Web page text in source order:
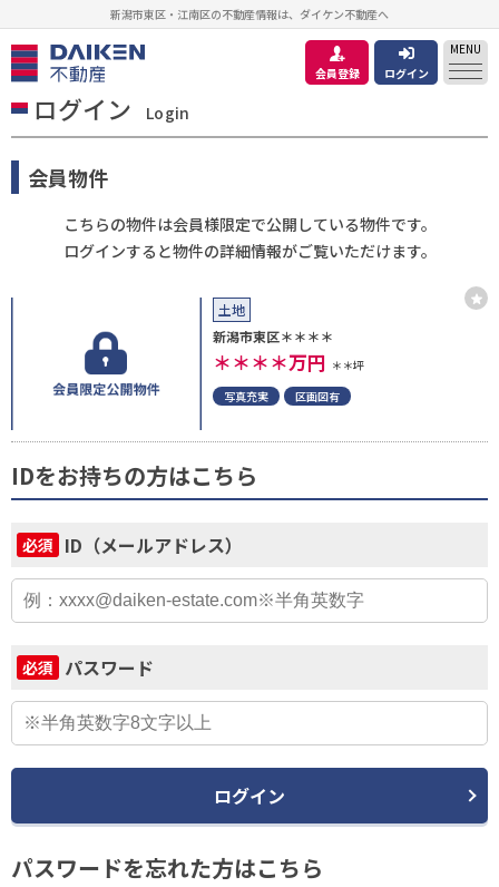
新潟市東区・江南区の不動産情報は、ダイケン不動産へ
会員登録 ログイン
MENU
ログイン Login
会員物件
こちらの物件は会員様限定で公開している物件です。
ログインすると物件の詳細情報がご覧いただけます。
土地
新潟市東区＊＊＊＊
＊＊＊＊万円 ＊＊坪
写真充実
区画図有
IDをお持ちの方はこちら
必須 ID（メールアドレス）
必須 パスワード
ログイン
パスワードを忘れた方はこちら